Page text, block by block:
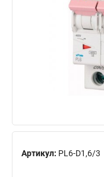
Артикул: PL6-D1,6/3